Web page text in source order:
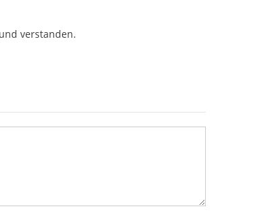
verstanden.